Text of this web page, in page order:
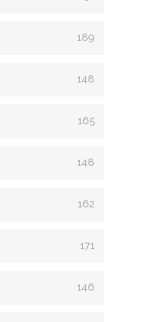
189
148
165
148
162
171
146